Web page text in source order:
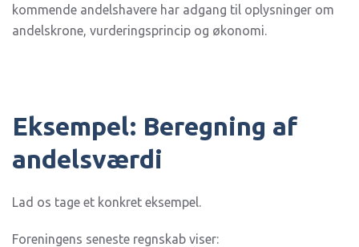
kommende andelshavere har adgang til oplysninger om
andelskrone, vurderingsprincip og økonomi.
Eksempel: Beregning af
andelsværdi
Lad os tage et konkret eksempel.
Foreningens seneste regnskab viser: